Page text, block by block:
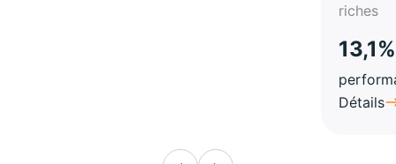
riches
13,1%
Détails